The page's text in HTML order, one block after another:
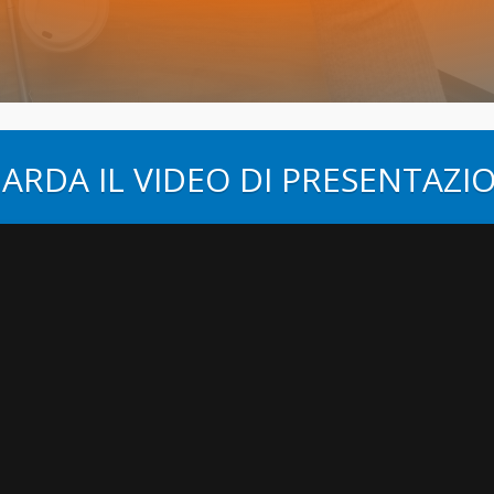
IL VIDEO DI